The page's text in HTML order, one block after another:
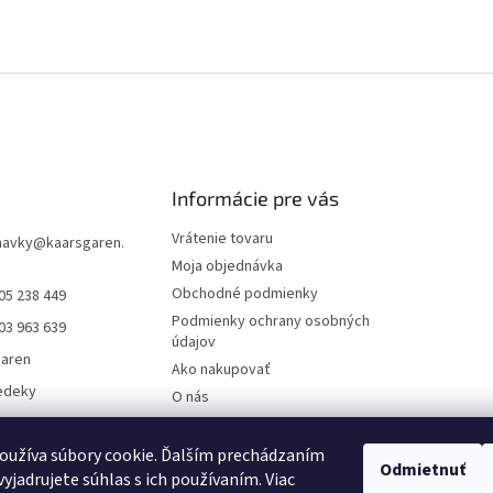
súbory cookie. Ďalším prechádzaním
súhlas s ich používaním. Viac
Odmietnuť
@kaarsgaren.
238 449
963 639
Textile
Informácie pre vás
Vrátenie tovaru
Moja objednávka
Obchodné podmienky
Podmienky ochrany osobných
údajov
Ako nakupovať
O nás
Doklady k stiahnutiu
Čo dať do kočíka v zime?